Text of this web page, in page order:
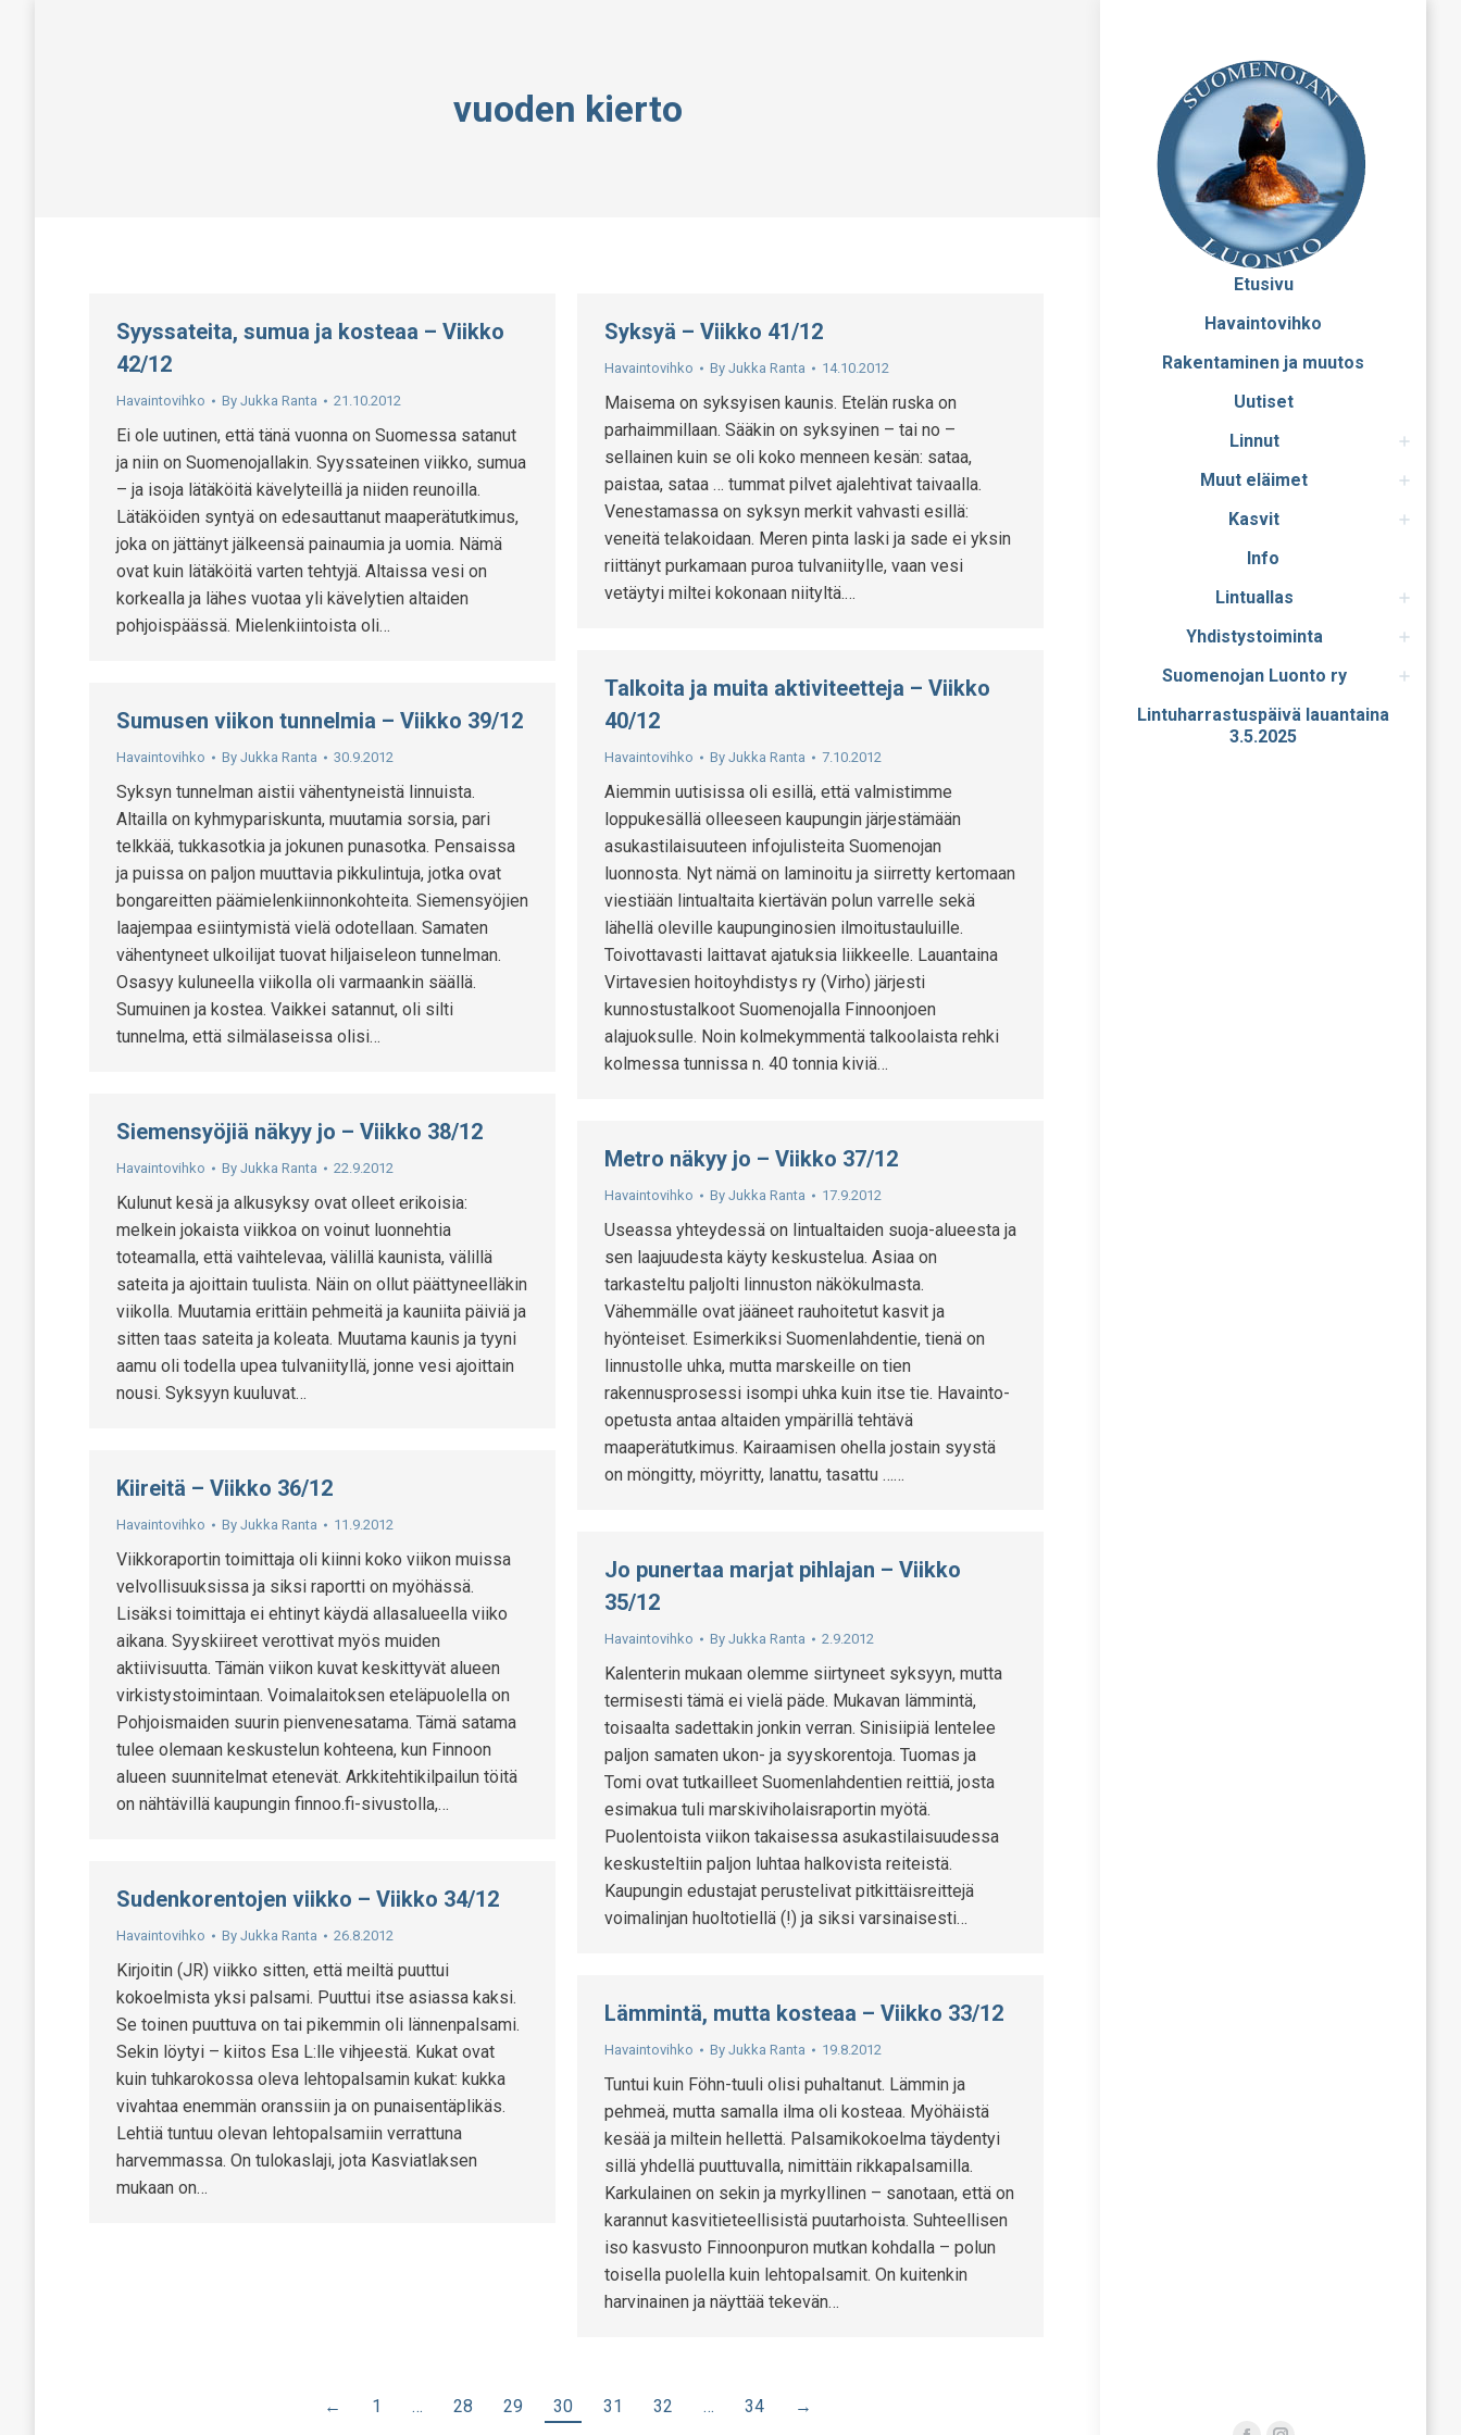
Etusivu
Havaintovihko
Rakentaminen ja muutos
Uutiset
Linnut
Muut eläimet
Kasvit
Info
Lintuallas
Yhdistystoiminta
Suomenojan Luonto ry
Lintuharrastuspäivä lauantaina
3.5.2025
vuoden kierto
Syyssateita, sumua ja kosteaa – Viikko
42/12
Havaintovihko By Jukka Ranta 21.10.2012
Ei ole uutinen, että tänä vuonna on Suomessa satanut
ja niin on Suomenojallakin. Syyssateinen viikko, sumua
– ja isoja lätäköitä kävelyteillä ja niiden reunoilla.
Lätäköiden syntyä on edesauttanut maaperätutkimus,
joka on jättänyt jälkeensä painaumia ja uomia. Nämä
ovat kuin lätäköitä varten tehtyjä. Altaissa vesi on
korkealla ja lähes vuotaa yli kävelytien altaiden
pohjoispäässä. Mielenkiintoista oli…
Syksyä – Viikko 41/12
Havaintovihko By Jukka Ranta 14.10.2012
Maisema on syksyisen kaunis. Etelän ruska on
parhaimmillaan. Sääkin on syksyinen – tai no –
sellainen kuin se oli koko menneen kesän: sataa,
paistaa, sataa … tummat pilvet ajalehtivat taivaalla.
Venestamassa on syksyn merkit vahvasti esillä:
veneitä telakoidaan. Meren pinta laski ja sade ei yksin
riittänyt purkamaan puroa tulvaniitylle, vaan vesi
vetäytyi miltei kokonaan niityltä.…
Talkoita ja muita aktiviteetteja – Viikko
40/12
Havaintovihko By Jukka Ranta 7.10.2012
Aiemmin uutisissa oli esillä, että valmistimme
loppukesällä olleeseen kaupungin järjestämään
asukastilaisuuteen infojulisteita Suomenojan
luonnosta. Nyt nämä on laminoitu ja siirretty kertomaan
viestiään lintualtaita kiertävän polun varrelle sekä
lähellä oleville kaupunginosien ilmoitustauluille.
Toivottavasti laittavat ajatuksia liikkeelle. Lauantaina
Virtavesien hoitoyhdistys ry (Virho) järjesti
kunnostustalkoot Suomenojalla Finnoonjoen
alajuoksulle. Noin kolmekymmentä talkoolaista rehki
kolmessa tunnissa n. 40 tonnia kiviä…
Sumusen viikon tunnelmia – Viikko 39/12
Havaintovihko By Jukka Ranta 30.9.2012
Syksyn tunnelman aistii vähentyneistä linnuista.
Altailla on kyhmypariskunta, muutamia sorsia, pari
telkkää, tukkasotkia ja jokunen punasotka. Pensaissa
ja puissa on paljon muuttavia pikkulintuja, jotka ovat
bongareitten päämielenkiinnonkohteita. Siemensyöjien
laajempaa esiintymistä vielä odotellaan. Samaten
vähentyneet ulkoilijat tuovat hiljaiseleon tunnelman.
Osasyy kuluneella viikolla oli varmaankin säällä.
Sumuinen ja kostea. Vaikkei satannut, oli silti
tunnelma, että silmälaseissa olisi…
Siemensyöjiä näkyy jo – Viikko 38/12
Havaintovihko By Jukka Ranta 22.9.2012
Kulunut kesä ja alkusyksy ovat olleet erikoisia:
melkein jokaista viikkoa on voinut luonnehtia
toteamalla, että vaihtelevaa, välillä kaunista, välillä
sateita ja ajoittain tuulista. Näin on ollut päättyneelläkin
viikolla. Muutamia erittäin pehmeitä ja kauniita päiviä ja
sitten taas sateita ja koleata. Muutama kaunis ja tyyni
aamu oli todella upea tulvaniityllä, jonne vesi ajoittain
nousi. Syksyyn kuuluvat…
Metro näkyy jo – Viikko 37/12
Havaintovihko By Jukka Ranta 17.9.2012
Useassa yhteydessä on lintualtaiden suoja-alueesta ja
sen laajuudesta käyty keskustelua. Asiaa on
tarkasteltu paljolti linnuston näkökulmasta.
Vähemmälle ovat jääneet rauhoitetut kasvit ja
hyönteiset. Esimerkiksi Suomenlahdentie, tienä on
linnustolle uhka, mutta marskeille on tien
rakennusprosessi isompi uhka kuin itse tie. Havainto-
opetusta antaa altaiden ympärillä tehtävä
maaperätutkimus. Kairaamisen ohella jostain syystä
on möngitty, möyritty, lanattu, tasattu ……
Kiireitä – Viikko 36/12
Havaintovihko By Jukka Ranta 11.9.2012
Viikkoraportin toimittaja oli kiinni koko viikon muissa
velvollisuuksissa ja siksi raportti on myöhässä.
Lisäksi toimittaja ei ehtinyt käydä allasalueella viiko
aikana. Syyskiireet verottivat myös muiden
aktiivisuutta. Tämän viikon kuvat keskittyvät alueen
virkistystoimintaan. Voimalaitoksen eteläpuolella on
Pohjoismaiden suurin pienvenesatama. Tämä satama
tulee olemaan keskustelun kohteena, kun Finnoon
alueen suunnitelmat etenevät. Arkkitehtikilpailun töitä
on nähtävillä kaupungin finnoo.fi-sivustolla,…
Jo punertaa marjat pihlajan – Viikko
35/12
Havaintovihko By Jukka Ranta 2.9.2012
Kalenterin mukaan olemme siirtyneet syksyyn, mutta
termisesti tämä ei vielä päde. Mukavan lämmintä,
toisaalta sadettakin jonkin verran. Sinisiipiä lentelee
paljon samaten ukon- ja syyskorentoja. Tuomas ja
Tomi ovat tutkailleet Suomenlahdentien reittiä, josta
esimakua tuli marskiviholaisraportin myötä.
Puolentoista viikon takaisessa asukastilaisuudessa
keskusteltiin paljon luhtaa halkovista reiteistä.
Kaupungin edustajat perustelivat pitkittäisreittejä
voimalinjan huoltotiellä (!) ja siksi varsinaisesti…
Sudenkorentojen viikko – Viikko 34/12
Havaintovihko By Jukka Ranta 26.8.2012
Kirjoitin (JR) viikko sitten, että meiltä puuttui
kokoelmista yksi palsami. Puuttui itse asiassa kaksi.
Se toinen puuttuva on tai pikemmin oli lännenpalsami.
Sekin löytyi – kiitos Esa L:lle vihjeestä. Kukat ovat
kuin tuhkarokossa oleva lehtopalsamin kukat: kukka
vivahtaa enemmän oranssiin ja on punaisentäplikäs.
Lehtiä tuntuu olevan lehtopalsamiin verrattuna
harvemmassa. On tulokaslaji, jota Kasviatlaksen
mukaan on…
Lämmintä, mutta kosteaa – Viikko 33/12
Havaintovihko By Jukka Ranta 19.8.2012
Tuntui kuin Föhn-tuuli olisi puhaltanut. Lämmin ja
pehmeä, mutta samalla ilma oli kosteaa. Myöhäistä
kesää ja miltein hellettä. Palsamikokoelma täydentyi
sillä yhdellä puuttuvalla, nimittäin rikkapalsamilla.
Karkulainen on sekin ja myrkyllinen – sanotaan, että on
karannut kasvitieteellisistä puutarhoista. Suhteellisen
iso kasvusto Finnoonpuron mutkan kohdalla – polun
toisella puolella kuin lehtopalsamit. On kuitenkin
harvinainen ja näyttää tekevän…
← 1 … 28 29 30 31 32 … 34 →